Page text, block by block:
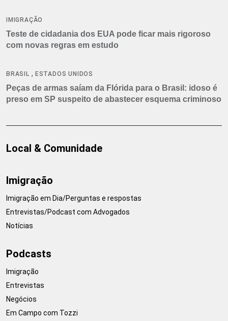
IMIGRAÇÃO
Teste de cidadania dos EUA pode ficar mais rigoroso
com novas regras em estudo
BRASIL , ESTADOS UNIDOS
Peças de armas saíam da Flórida para o Brasil: idoso é
preso em SP suspeito de abastecer esquema criminoso
Local & Comunidade
Imigração
Imigração em Dia/Perguntas e respostas
Entrevistas/Podcast com Advogados
Notícias
Podcasts
Imigração
Entrevistas
Negócios
Em Campo com Tozzi